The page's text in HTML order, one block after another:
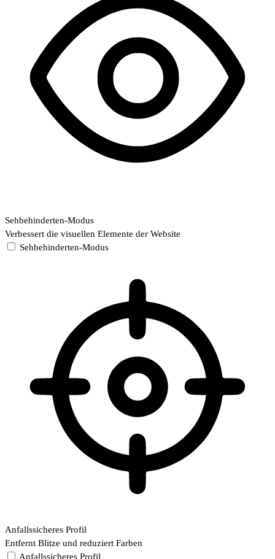
Sehbehinderten-Modus
Verbessert die visuellen Elemente der Website
Sehbehinderten-Modus
Anfallssicheres Profil
Entfernt Blitze und reduziert Farben
Anfallssicheres Profil